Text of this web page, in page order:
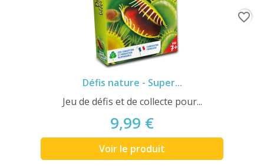
Défis nature - Super...
Jeu de défis et de collecte pour...
9,99 €
Voir le produit
favorite_border